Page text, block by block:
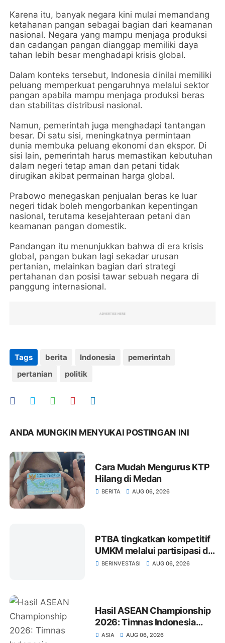
Karena itu, banyak negara kini mulai memandang
ketahanan pangan sebagai bagian dari keamanan
nasional. Negara yang mampu menjaga produksi
dan cadangan pangan dianggap memiliki daya
tahan lebih besar menghadapi krisis global.
Dalam konteks tersebut, Indonesia dinilai memiliki
peluang memperkuat pengaruhnya melalui sektor
pangan apabila mampu menjaga produksi beras
dan stabilitas distribusi nasional.
Namun, pemerintah juga menghadapi tantangan
besar. Di satu sisi, meningkatnya permintaan
dunia membuka peluang ekonomi dan ekspor. Di
sisi lain, pemerintah harus memastikan kebutuhan
dalam negeri tetap aman dan petani tidak
dirugikan akibat permainan harga global.
Prabowo menegaskan penjualan beras ke luar
negeri tidak boleh mengorbankan kepentingan
nasional, terutama kesejahteraan petani dan
keamanan pangan domestik.
Pandangan itu menunjukkan bahwa di era krisis
global, pangan bukan lagi sekadar urusan
pertanian, melainkan bagian dari strategi
pertahanan dan posisi tawar sebuah negara di
panggung internasional.
Tags berita Indonesia
pemerintah
pertanian
politik
ANDA MUNGKIN MENYUKAI POSTINGAN INI
Cara Mudah Mengurus KTP
Hilang di Medan
BERITA AUG 06, 2026
PTBA tingkatkan kompetitif
UMKM melalui partisipasi di
INACRAFT 2026
BERINVESTASI AUG 06, 2026
Hasil ASEAN Championship
2026: Timnas Indonesia
Kalahkan Kamboja 5-1,
ASIA AUG 06, 2026